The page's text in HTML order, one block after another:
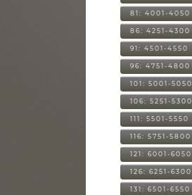
81: 4001-4050
86: 4251-4300
91: 4501-4550
96: 4751-4800
101: 5001-5050
106: 5251-5300
111: 5501-5550
116: 5751-5800
121: 6001-6050
126: 6251-6300
131: 6501-6550